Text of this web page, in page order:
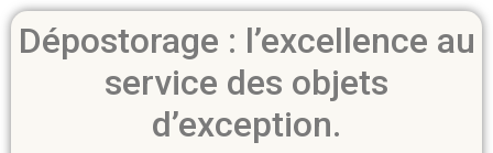
Dépostorage : l’excellence au
service des objets
d’exception.